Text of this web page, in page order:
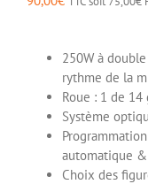
250W à
rythme de la
Roue : 1 de
Système
automatique
Choix des